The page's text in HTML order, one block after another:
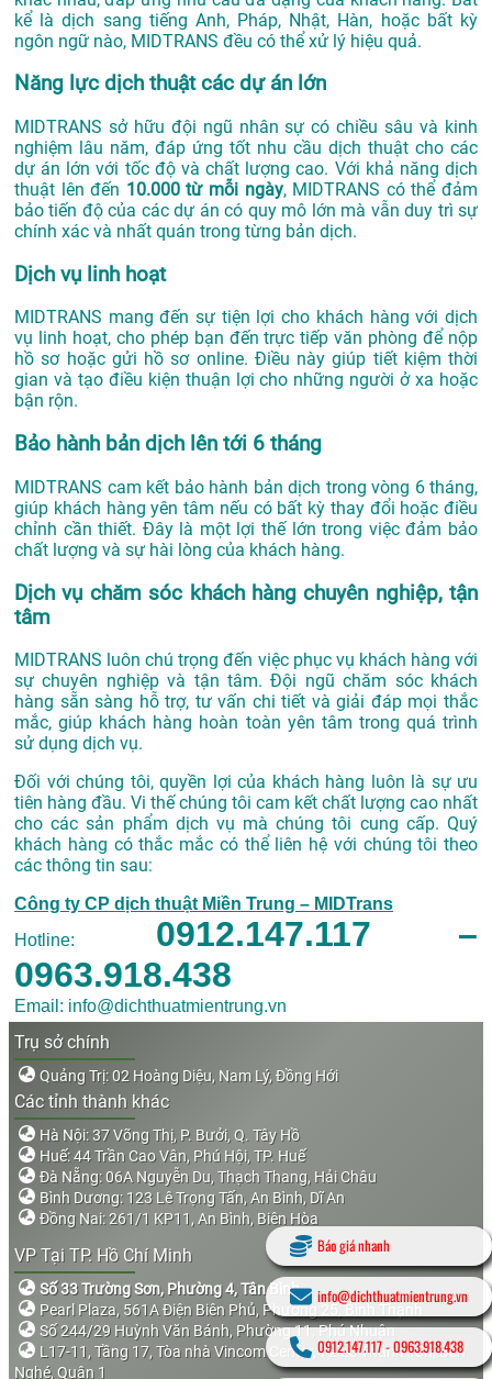
kể là dịch sang tiếng Anh, Pháp, Nhật, Hàn, hoặc bất kỳ
ngôn ngữ nào, MIDTRANS đều có thể xử lý hiệu quả.
Năng lực dịch thuật các dự án lớn
MIDTRANS sở hữu đội ngũ nhân sự có chiều sâu và kinh
nghiệm lâu năm, đáp ứng tốt nhu cầu dịch thuật cho các
dự án lớn với tốc độ và chất lượng cao. Với khả năng dịch
thuật lên đến 10.000 từ mỗi ngày, MIDTRANS có thể đảm
bảo tiến độ của các dự án có quy mô lớn mà vẫn duy trì sự
chính xác và nhất quán trong từng bản dịch.
Dịch vụ linh hoạt
MIDTRANS mang đến sự tiện lợi cho khách hàng với dịch
vụ linh hoạt, cho phép bạn đến trực tiếp văn phòng để nộp
hồ sơ hoặc gửi hồ sơ online. Điều này giúp tiết kiệm thời
gian và tạo điều kiện thuận lợi cho những người ở xa hoặc
bận rộn.
Bảo hành bản dịch lên tới 6 tháng
MIDTRANS cam kết bảo hành bản dịch trong vòng 6 tháng,
giúp khách hàng yên tâm nếu có bất kỳ thay đổi hoặc điều
chỉnh cần thiết. Đây là một lợi thế lớn trong việc đảm bảo
chất lượng và sự hài lòng của khách hàng.
Dịch vụ chăm sóc khách hàng chuyên nghiệp, tận
tâm
MIDTRANS luôn chú trọng đến việc phục vụ khách hàng với
sự chuyên nghiệp và tận tâm. Đội ngũ chăm sóc khách
hàng sẵn sàng hỗ trợ, tư vấn chi tiết và giải đáp mọi thắc
mắc, giúp khách hàng hoàn toàn yên tâm trong quá trình
sử dụng dịch vụ.
Đối với chúng tôi, quyền lợi của khách hàng luôn là sự ưu
tiên hàng đầu. Vi thế chúng tôi cam kết chất lượng cao nhất
cho các sản phẩm dịch vụ mà chúng tôi cung cấp. Quý
khách hàng có thắc mắc có thể liên hệ với chúng tôi theo
các thông tin sau:
Công ty CP dịch thuật Miền Trung – MIDTrans
Hotline: 0912.147.117 –
0963.918.438
Email: info@dichthuatmientrung.vn
Trụ sở chính
Quảng Trị: 02 Hoàng Diệu, Nam Lý, Đồng Hới
Các tỉnh thành khác
Hà Nội: 37 Võng Thị, P. Bưởi, Q. Tây Hồ
Huế: 44 Trần Cao Vân, Phú Hội, TP. Huế
Đà Nẵng: 06A Nguyễn Du, Thạch Thang, Hải Châu
Bình Dương: 123 Lê Trọng Tấn, An Bình, Dĩ An
Đồng Nai: 261/1 KP11, An Bình, Biên Hòa
VP Tại TP. Hồ Chí Minh
Số 33 Trường Sơn, Phường 4, Tân Bình
Pearl Plaza, 561A Điện Biên Phủ, Phường 25, Bình Thạnh
Số 244/29 Huỳnh Văn Bánh, Phường 11, Phú Nhuận
L17-11, Tầng 17, Tòa nhà Vincom Center, 72 Lê Thánh Tôn, Bến
Nghé, Quận 1
Báo giá nhanh
info@dichthuatmientrung.vn
0912.147.117-0963.918.438